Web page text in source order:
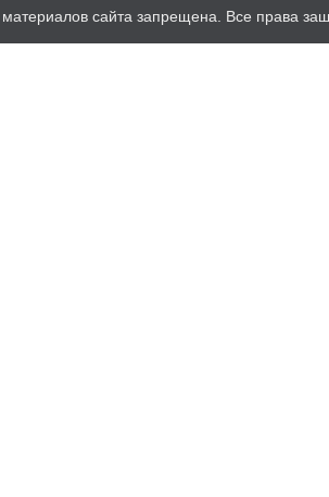
сайта запрещена. Все права